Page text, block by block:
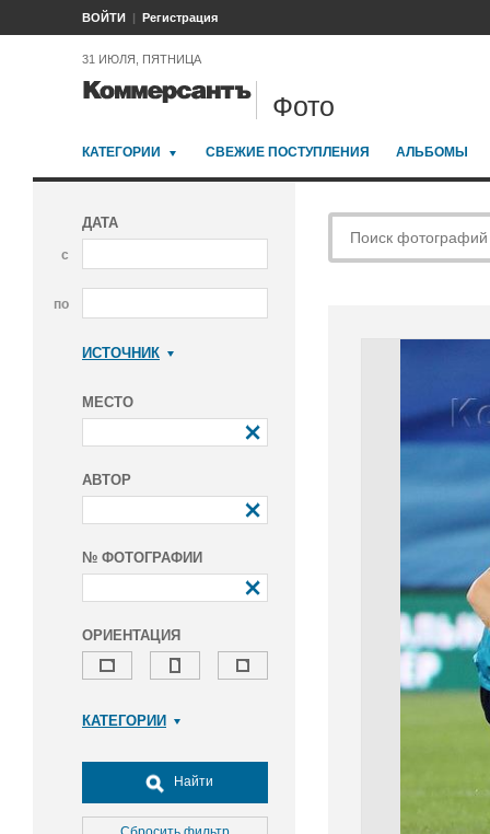
ВОЙТИ Регистрация
31 ИЮЛЯ, ПЯТНИЦА
Фото
КАТЕГОРИИ СВЕЖИЕ ПОСТУПЛЕНИЯ АЛЬБОМЫ
ДАТА
с
по
ИСТОЧНИК
МЕСТО
АВТОР
№ ФОТОГРАФИИ
ОРИЕНТАЦИЯ
КАТЕГОРИИ
Досуг, туризм и отдых
Культура
Найти